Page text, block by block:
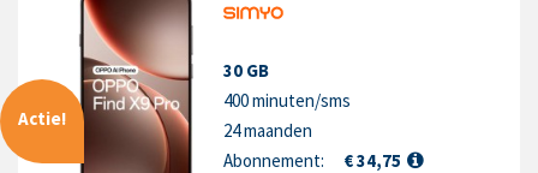
Actie!
30 GB
400 minuten/sms
24 maanden
Abonnement:
€ 34,75